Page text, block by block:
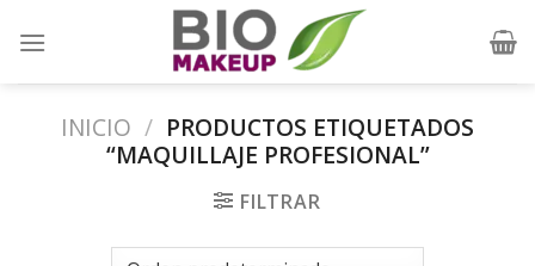
INICIO / PRODUCTOS ETIQUETADOS
“MAQUILLAJE PROFESIONAL”
FILTRAR